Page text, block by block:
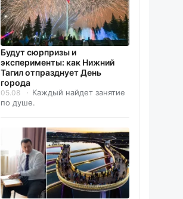
Будут сюрпризы и
эксперименты: как Нижний
Тагил отпразднует День
города
05.08
Каждый найдет занятие
по душе.